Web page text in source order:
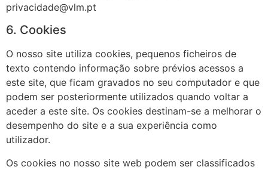
privacidade@vlm.pt
6. Cookies
O nosso site utiliza cookies, pequenos ficheiros de
texto contendo informação sobre prévios acessos a
este site, que ficam gravados no seu computador e que
podem ser posteriormente utilizados quando voltar a
aceder a este site. Os cookies destinam-se a melhorar o
desempenho do site e a sua experiência como
utilizador.
Os cookies no nosso site web podem ser classificados